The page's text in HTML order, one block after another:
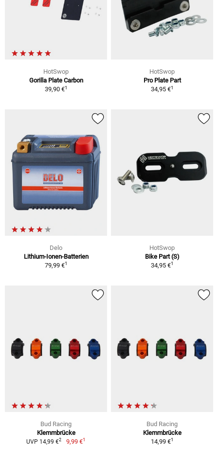
HotSwop
Gorilla Plate Carbon
39,90 €1
HotSwop
Pro Plate Part
34,95 €1
Delo
Lithium-Ionen-Batterien
79,99 €1
HotSwop
Bike Part (S)
34,95 €1
Bud Racing
Klemmbrücke
UVP 14,99 €2 9,99 €1
Bud Racing
Klemmbrücke
14,99 €1